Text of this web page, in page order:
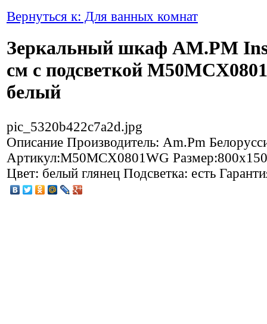
Вернуться к: Для ванных комнат
Зеркальный шкаф AM.PM
см с подсветкой
белый
pic_5320b422c7a2d.jpg
Описание Производитель: Am.Pm
Артикул:M50MCX0801WG
Цвет: белый глянец Подсветка: есть